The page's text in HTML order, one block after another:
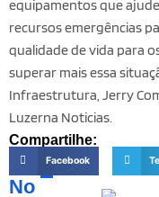
equipamentos que
recursos emergências
qualidade de vida para
superar mais essa
Infraestrutura, Jerry
Luzerna Noticias.
Compartilhe:
Facebook
No